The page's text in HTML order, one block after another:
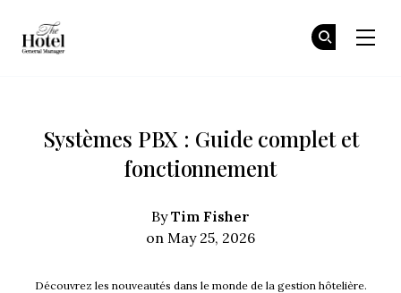
Systèmes PBX : Guide complet et
fonctionnement
ByTim Fisher
on May 25, 2026
Découvrez les nouveautés dans le monde de la gestion hôtelière.